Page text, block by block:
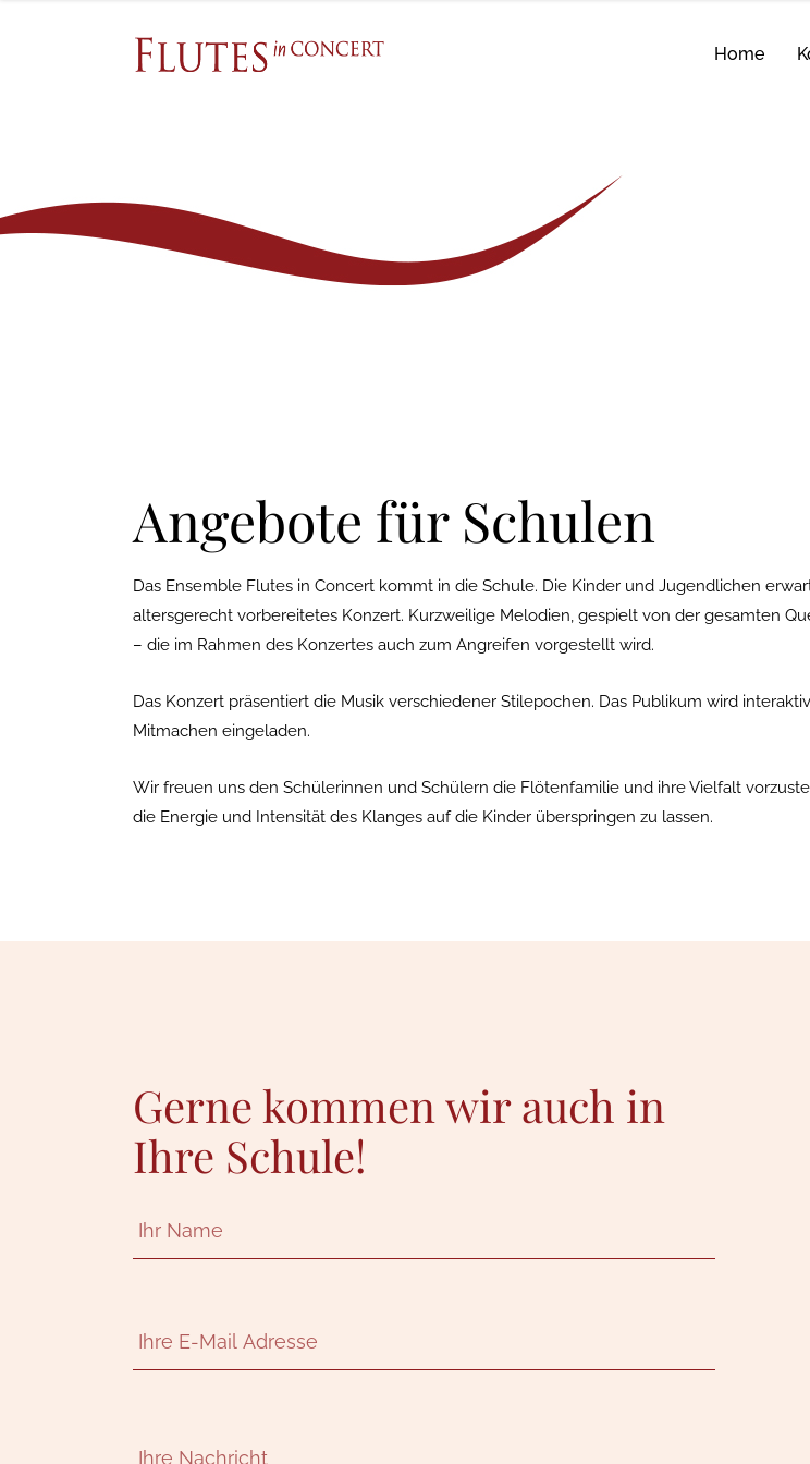
Home
Angebote für Schulen
Das Ensemble Flutes in Concert kommt in die Schule. Die Kinder und Jugendlichen
altersgerecht vorbereitetes Konzert. Kurzweilige Melodien, gespielt von der gesamten
– die im Rahmen des Konzertes auch zum Angreifen vorgestellt wird.
Das Konzert präsentiert die Musik verschiedener Stilepochen. Das Publikum wird
Mitmachen eingeladen.
Wir freuen uns den Schülerinnen und Schülern die Flötenfamilie und ihre Vielfalt
die Energie und Intensität des Klanges auf die Kinder überspringen zu lassen.
Gerne kommen wir auch in
Ihre Schule!